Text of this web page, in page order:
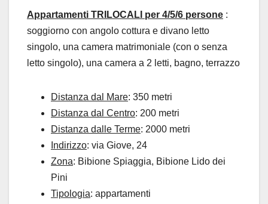
Appartamenti TRILOCALI per 4/5/6 persone :
soggiorno con angolo cottura e divano letto
singolo, una camera matrimoniale (con o senza
letto singolo), una camera a 2 letti, bagno, terrazzo
Distanza dal Mare: 350 metri
Distanza dal Centro: 200 metri
Distanza dalle Terme: 2000 metri
Indirizzo: via Giove, 24
Zona: Bibione Spiaggia, Bibione Lido dei
Pini
Tipologia: appartamenti